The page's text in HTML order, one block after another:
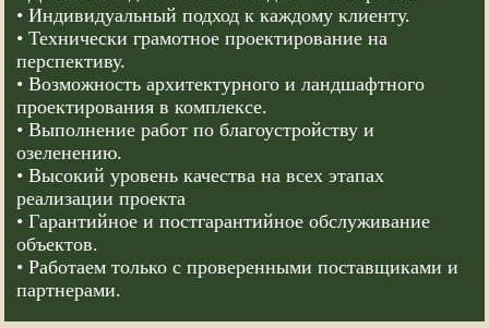
• Индивидуальный подход к каждому клиенту.
• Технически грамотное проектирование на
перспективу.
• Возможность архитектурного и ландшафтного
проектирования в комплексе.
• Выполнение работ по благоустройству и
озеленению.
• Высокий уровень качества на всех этапах
реализации проекта
• Гарантийное и постгарантийное обслуживание
объектов.
• Работаем только с проверенными поставщиками и
партнерами.